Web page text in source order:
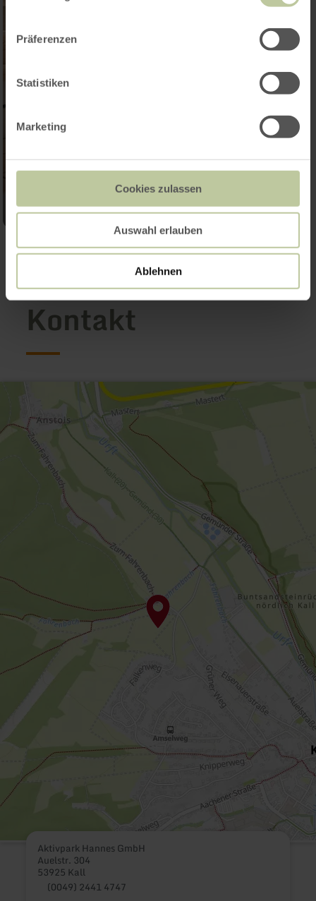
Präferenzen
Statistiken
Marketing
Cookies zulassen
Auswahl erlauben
Ablehnen
Galerie öffnen
Kontakt
Aktivpark Hannes GmbH
Auelstr. 304
53925 Kall
(0049) 2441 4747